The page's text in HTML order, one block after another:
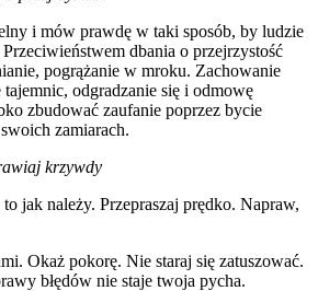
i mów prawdę w taki sposób, by ludzie
dbania o przejrzystość
pogrążanie w mroku. Zachowanie
odgradzanie się i odmowę
zbudować zaufanie poprzez bycie
zamiarach.
krzywdy
to jak należy. Przepraszaj prędko. Napraw,
Okaż pokorę. Nie staraj się zatuszować.
błędów nie staje twoja pycha.